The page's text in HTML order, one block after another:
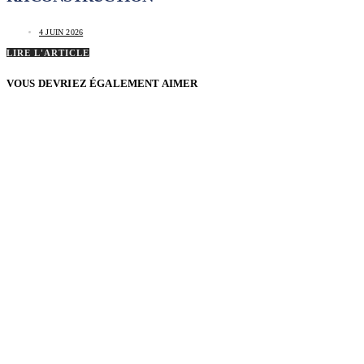
4 JUIN 2026
LIRE L'ARTICLE
VOUS DEVRIEZ ÉGALEMENT AIMER